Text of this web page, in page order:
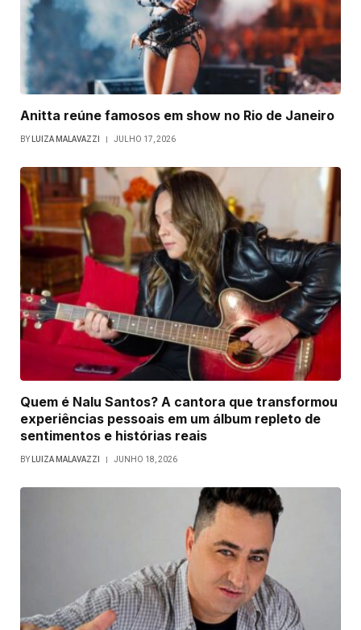
Anitta reúne famosos em show no Rio de Janeiro
BY LUIZA MALAVAZZI JULHO 17, 2026
Quem é Nalu Santos? A cantora que transformou
experiências pessoais em um álbum repleto de
sentimentos e histórias reais
BY LUIZA MALAVAZZI JUNHO 18, 2026